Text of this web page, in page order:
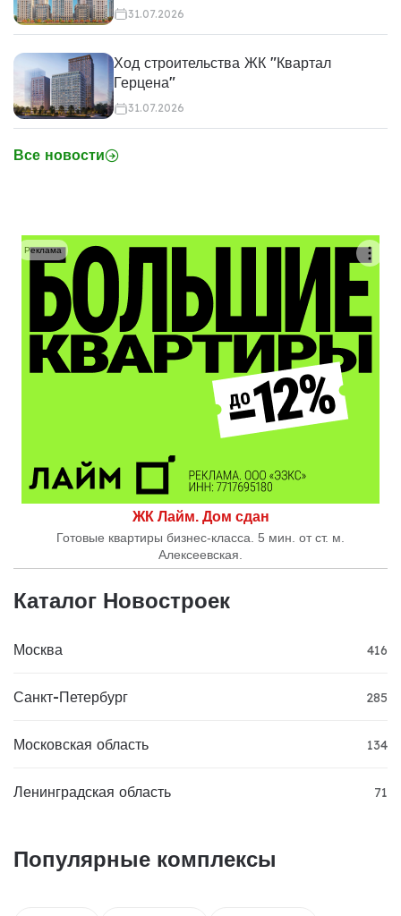
31.07.2026
Ход строительства ЖК "Квартал
Герцена"
31.07.2026
Все новости
ЖК Лайм. Дом сдан
Готовые квартиры бизнес-класса. 5 мин. от ст. м.
Алексеевская.
Реклама
Каталог Новостроек
Москва 416
Санкт-Петербург 285
Московская область 134
Ленинградская область 71
Популярные комплексы